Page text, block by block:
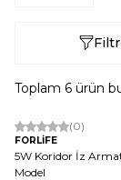
Toplam 6 ürün
(0)
FORLİFE
5W Koridor İz
Model